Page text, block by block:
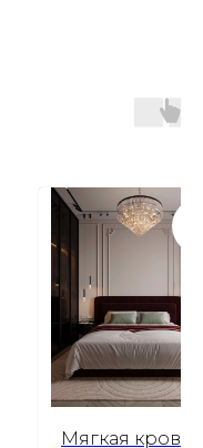
Мягкая